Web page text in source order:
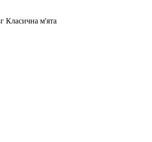
Класична м'ята